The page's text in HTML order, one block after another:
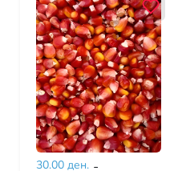
30.00 ден. -